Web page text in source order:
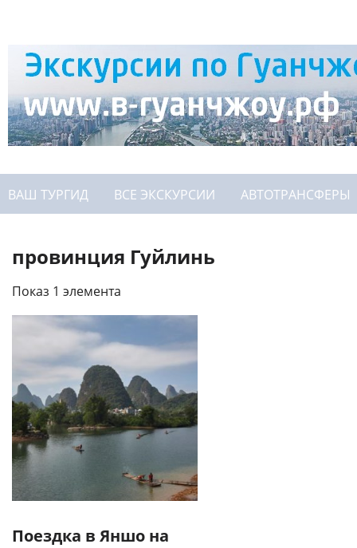
ВАШ ТУРГИД ВСЕ ЭКСКУРСИИ АВТОТРАНСФЕРЫ
провинция Гуйлинь
Показ 1 элемента
Поездка в Яншо на